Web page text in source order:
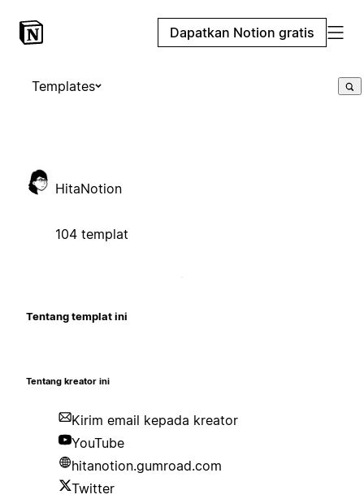
Dapatkan Notion gratis
Templates
HitaNotion
104 templat
Tentang templat ini
Tentang kreator ini
Kirim email kepada kreator
YouTube
hitanotion.gumroad.com
Twitter